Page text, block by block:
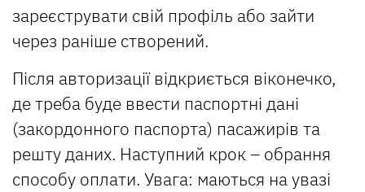
зареєструвати свій профіль або зайти
через раніше створений.
Після авторизації відкриється віконечко,
де треба буде ввести паспортні дані
(закордонного паспорта) пасажирів та
решту даних. Наступний крок – обрання
способу оплати. Увага: маються на увазі